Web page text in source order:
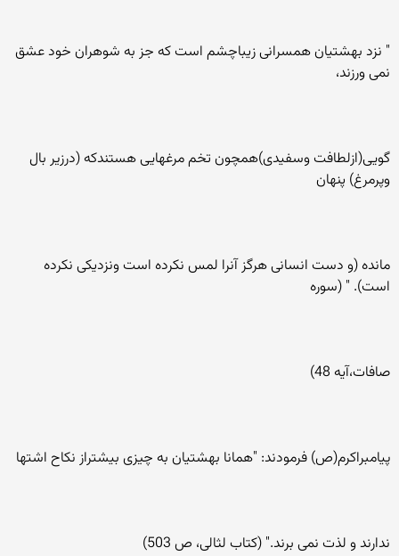
" نزد بهشتيان همسرانی زيباچشم است که جز به شوهران خود عشق
نمی ورزند،
گويی(ازلطافت وسفيدی)همچون تخم مرغهايی هستندکه (درزير بال
وپرمرغ) پنهان
مانده (و دست انسانی هرگز آنرا لمس نکرده است ونزديکی نکرده
است). " (سوره
صافات،آیه 48)
پيامبراکرم(ص) فرمودند: "همانا بهشتيان به چيزی بيشتراز نکاح اشتها
ندارند و لذت نمی برند." (کتاب لثالی، ص 503)